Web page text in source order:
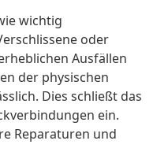
wichtig
oder
Ausfällen
der physischen
Dies schließt das
ein.
Reparaturen und